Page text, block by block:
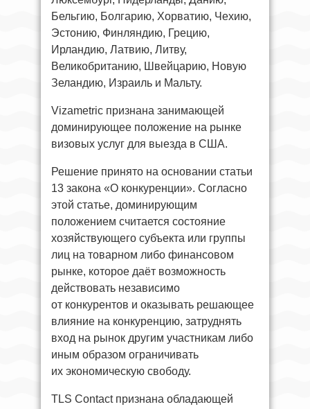
Бельгию, Болгарию, Хорватию, Чехию,
Эстонию, Финляндию, Грецию,
Ирландию, Латвию, Литву,
Великобританию, Швейцарию, Новую
Зеландию, Израиль и Мальту.
Vizametric признана занимающей
доминирующее положение на рынке
визовых услуг для выезда в США.
Решение принято на основании статьи
13 закона «О конкуренции». Согласно
этой статье, доминирующим
положением считается состояние
хозяйствующего субъекта или группы
лиц на товарном либо финансовом
рынке, которое даёт возможность
действовать независимо
от конкурентов и оказывать решающее
влияние на конкуренцию, затруднять
вход на рынок другим участникам либо
иным образом ограничивать
их экономическую свободу.
TLS Contact признана обладающей